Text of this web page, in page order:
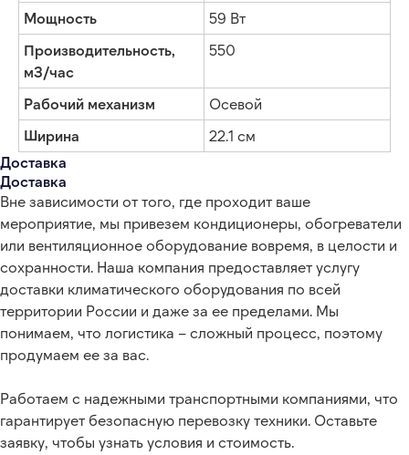
Мощность
59 Вт
Производительность,
м3/час
550
Рабочий механизм
Осевой
Ширина
22.1 см
Доставка
Доставка
Вне зависимости от того, где проходит ваше
мероприятие, мы привезем кондиционеры, обогреватели
или вентиляционное оборудование вовремя, в целости и
сохранности. Наша компания предоставляет услугу
доставки климатического оборудования по всей
территории России и даже за ее пределами. Мы
понимаем, что логистика – сложный процесс, поэтому
продумаем ее за вас.
Работаем с надежными транспортными компаниями, что
гарантирует безопасную перевозку техники. Оставьте
заявку, чтобы узнать условия и стоимость.
Закажите расчёт
аренды оборудования
Оставьте заявку, и мы подберем решение,
которое сохранит комфорт гостей, даже
если за окном +40°C или –20°C.
+7
Я соглашаюсь с условиями обработки
персональных данных
ОСТАВИТЬ ЗАЯВКУ